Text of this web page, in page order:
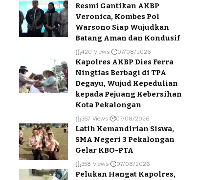
Resmi Gantikan AKBP
Veronica, Kombes Pol
Warsono Siap Wujudkan
Batang Aman dan Kondusif
420 Views 07/08/2026
Kapolres AKBP Dies Ferra
Ningtias Berbagi di TPA
Degayu, Wujud Kepedulian
kepada Pejuang Kebersihan
Kota Pekalongan
367 Views 07/08/2026
Latih Kemandirian Siswa,
SMA Negeri 3 Pekalongan
Gelar KBO-PTA
358 Views 07/08/2026
Pelukan Hangat Kapolres,